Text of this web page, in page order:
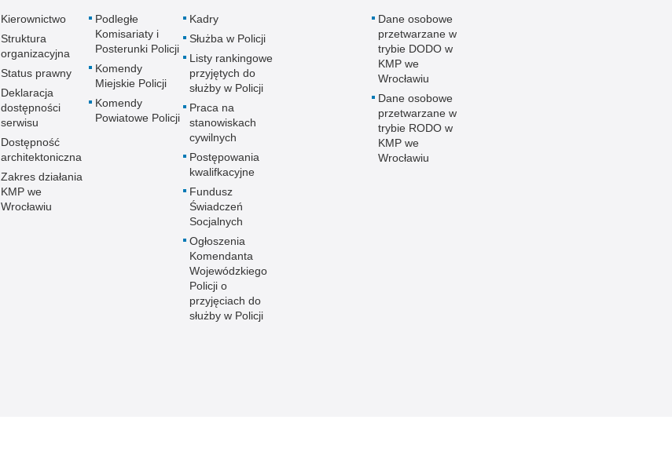
Kierownictwo
Struktura
organizacyjna
Status prawny
Deklaracja
dostępności
serwisu
Dostępność
architektoniczna
Zakres działania
KMP we
Wrocławiu
Podległe
Komisariaty i
Posterunki Policji
Komendy
Miejskie Policji
Komendy
Powiatowe Policji
Kadry
Służba w Policji
Listy rankingowe
przyjętych do
służby w Policji
Praca na
stanowiskach
cywilnych
Postępowania
kwalifkacyjne
Fundusz
Świadczeń
Socjalnych
Ogłoszenia
Komendanta
Wojewódzkiego
Policji o
przyjęciach do
służby w Policji
Dane osobowe
przetwarzane w
trybie DODO w
KMP we
Wrocławiu
Dane osobowe
przetwarzane w
trybie RODO w
KMP we
Wrocławiu